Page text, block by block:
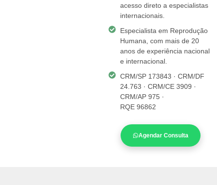
acesso direto a especialistas
internacionais.
Especialista em Reprodução
Humana, com mais de 20
anos de experiência nacional
e internacional.
CRM/SP 173843 · CRM/DF
24.763 · CRM/CE 3909 ·
CRM/AP 975 ·
RQE 96862
Agendar Consulta